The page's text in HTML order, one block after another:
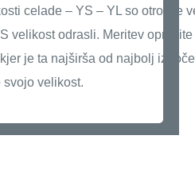
celade – YS – YL so otroške
velikost odrasli. Meritev
je ta najširša od najbolj
svojo velikost.